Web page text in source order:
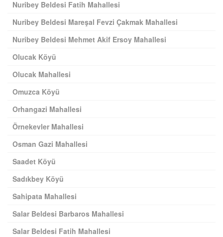
Nuribey Beldesi Fatih Mahallesi
Nuribey Beldesi Mareşal Fevzi Çakmak Mahallesi
Nuribey Beldesi Mehmet Akif Ersoy Mahallesi
Olucak Köyü
Olucak Mahallesi
Omuzca Köyü
Orhangazi Mahallesi
Örnekevler Mahallesi
Osman Gazi Mahallesi
Saadet Köyü
Sadıkbey Köyü
Sahipata Mahallesi
Salar Beldesi Barbaros Mahallesi
Salar Beldesi Fatih Mahallesi